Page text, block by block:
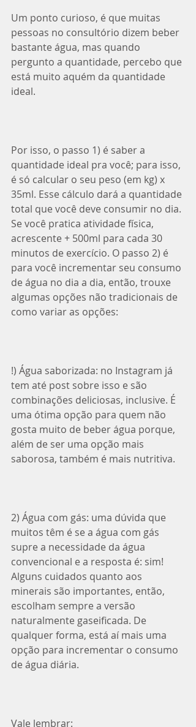
Um ponto curioso, é que muitas
pessoas no consultório dizem beber
bastante água, mas quando
pergunto a quantidade, percebo que
está muito aquém da quantidade
ideal.⁣
Por isso, o passo 1) é saber a
quantidade ideal pra você; para isso,
é só calcular o seu peso (em kg) x
35ml. Esse cálculo dará a quantidade
total que você deve consumir no dia.
⁣Se você pratica atividade física,
acrescente + 500ml para cada 30
minutos de exercício. O passo 2) é
para você incrementar seu consumo
de água no dia a dia, então, trouxe
algumas opções não tradicionais de
como variar as opções: ⁣
!) Água saborizada: no Instagram já
tem até post sobre isso e são
combinações deliciosas, inclusive. É
uma ótima opção para quem não
gosta muito de beber água porque,
além de ser uma opção mais
saborosa, também é mais nutritiva.
2) Água com gás: uma dúvida que
muitos têm é se a água com gás
supre a necessidade da água
convencional e a resposta é: sim!
Alguns cuidados quanto aos
minerais são importantes, então,
escolham sempre a versão
naturalmente gaseificada. De
qualquer forma, está aí mais uma
opção para incrementar o consumo
de água diária.⁣
Vale lembrar: